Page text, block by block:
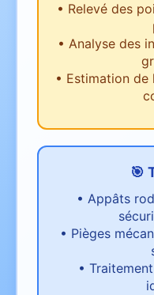
• Relevé des
• Analyse des
• Estimation de
🎯
• Appâts
• Pièges
•